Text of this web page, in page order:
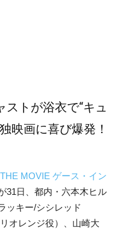
ストが浴衣で“キュ
映画に喜び爆発！
MOVIE ゲース・イン
31日、都内・六本木ヒル
ッキー/シシレッド
オレンジ役）、山崎大